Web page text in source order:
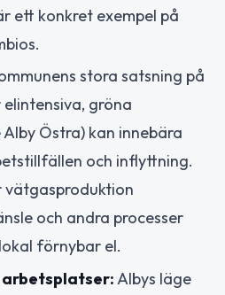
ett konkret exempel på
stora satsning på
gröna
Östra) kan innebära
och inflyttning.
och andra processer
förnybar el.
Albys läge